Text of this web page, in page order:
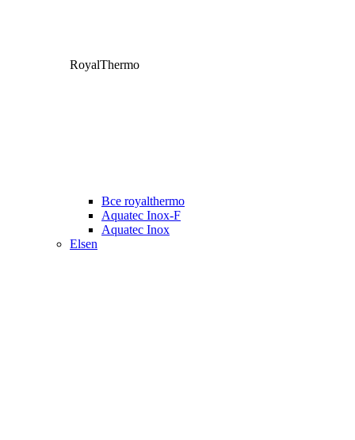
RoyalThermo
Все royalthermo
Aquatec Inox-F
Aquatec Inox
Elsen